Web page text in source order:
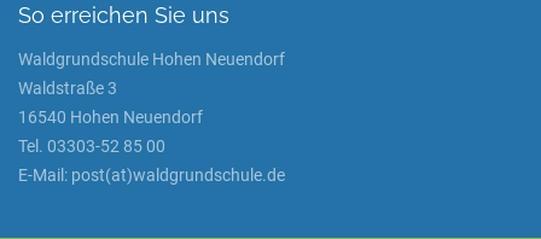
So erreichen Sie uns
Waldgrundschule Hohen Neuendorf
Waldstraße 3
16540 Hohen Neuendorf
Tel. 03303-52 85 00
E-Mail: post(at)waldgrundschule.de